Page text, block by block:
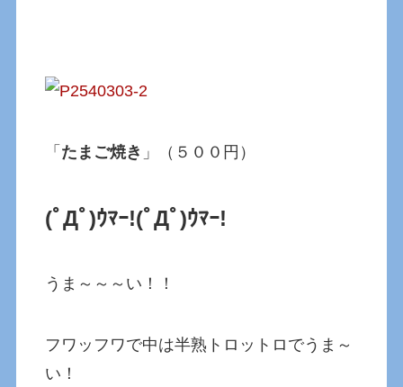
「 たまご焼き 」（５００円）
(ﾟДﾟ)ｳﾏｰ!(ﾟДﾟ)ｳﾏｰ!
うま～～～い！！
フワッフワで中は半熟トロットロでうま～
い！